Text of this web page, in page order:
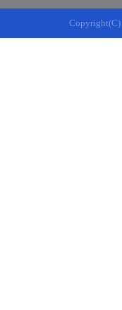
Copyright(C)